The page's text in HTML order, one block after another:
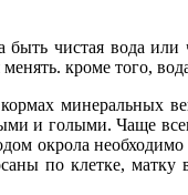
чистая вода или
кроме того,
минеральных
и голыми. Чаще
окрола
по клетке,